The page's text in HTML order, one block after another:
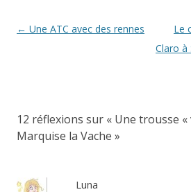
Navigation
← Une ATC avec des rennes
Le
Claro à
12 réflexions sur « Une trousse
Marquise la Vache »
Luna